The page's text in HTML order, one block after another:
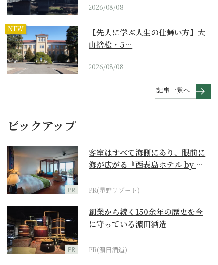
2026/08/08
NEW
【先人に学ぶ人生の仕舞い方】大
山捨松・5…
2026/08/08
記事一覧へ
ピックアップ
PR
客室はすべて海側にあり、眼前に
海が広がる『西表島ホテル by 星
PR(星野リゾート)
PR
創業から続く150余年の歴史を今
に守っている濵田酒造
PR(濵田酒造)